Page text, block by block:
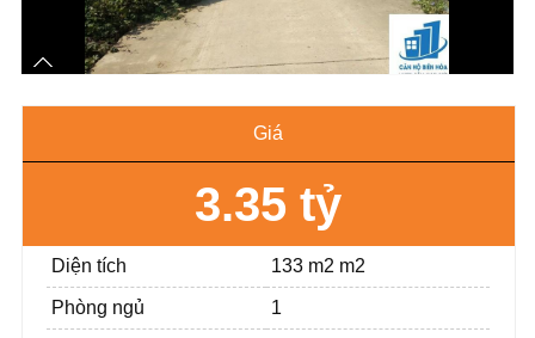
Giá
3.35 tỷ
Diện tích 133 m2 m2
Phòng ngủ 1